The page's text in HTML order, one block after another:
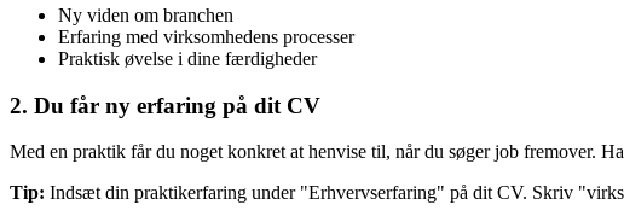
Ny viden om branchen
Erfaring med virksomhedens processer
Praktisk øvelse i dine færdigheder
2. Du får ny erfaring på dit CV
Med en praktik får du noget konkret at henvise til, når du søger job fremover.
Tip: Indsæt din praktikerfaring under "Erhvervserfaring" på dit CV. Skriv